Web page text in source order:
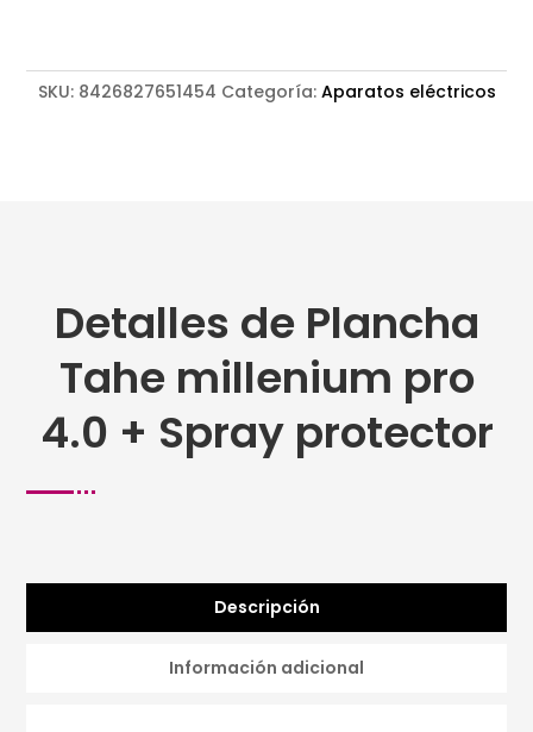
cantidad
SKU: 8426827651454 Categoría: Aparatos eléctricos
Detalles de Plancha
Tahe millenium pro
4.0 + Spray protector
Descripción
Información adicional